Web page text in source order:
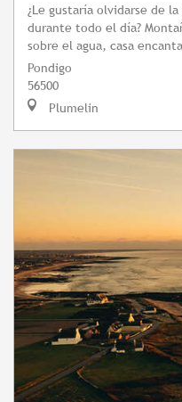
¿Le gustaría olvidarse de
durante todo el día?
sobre el agua, casa
Pondigo
56500
Plumelin